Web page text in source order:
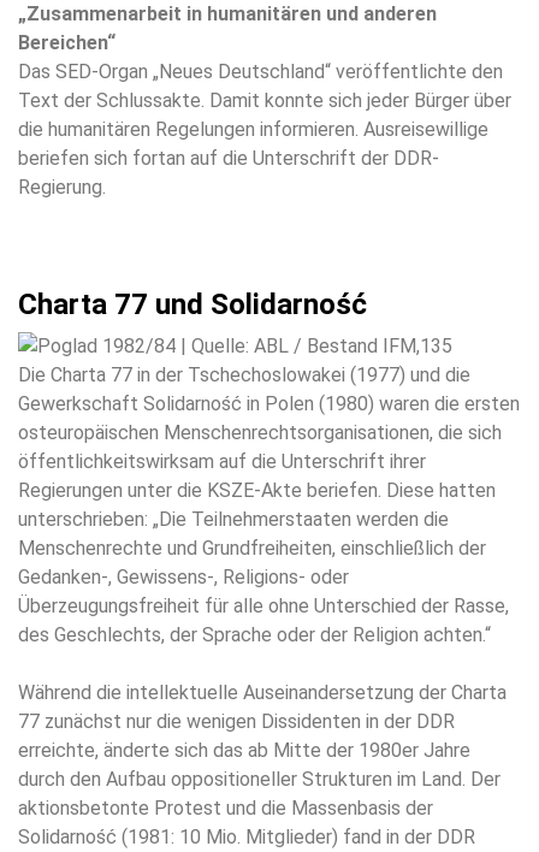
„Zusammenarbeit in humanitären und anderen
Bereichen“
Das SED-Organ „Neues Deutschland“ veröffentlichte den
Text der Schlussakte. Damit konnte sich jeder Bürger über
die humanitären Regelungen informieren. Ausreisewillige
beriefen sich fortan auf die Unterschrift der DDR-
Regierung.
Charta 77 und Solidarność
Die Charta 77 in der Tschechoslowakei (1977) und die
Gewerkschaft Solidarność in Polen (1980) waren die ersten
osteuropäischen Menschenrechtsorganisationen, die sich
öffentlichkeitswirksam auf die Unterschrift ihrer
Regierungen unter die KSZE-Akte beriefen. Diese hatten
unterschrieben: „Die Teilnehmerstaaten werden die
Menschenrechte und Grundfreiheiten, einschließlich der
Gedanken-, Gewissens-, Religions- oder
Überzeugungsfreiheit für alle ohne Unterschied der Rasse,
des Geschlechts, der Sprache oder der Religion achten.“
Während die intellektuelle Auseinandersetzung der Charta
77 zunächst nur die wenigen Dissidenten in der DDR
erreichte, änderte sich das ab Mitte der 1980er Jahre
durch den Aufbau oppositioneller Strukturen im Land. Der
aktionsbetonte Protest und die Massenbasis der
Solidarność (1981: 10 Mio. Mitglieder) fand in der DDR